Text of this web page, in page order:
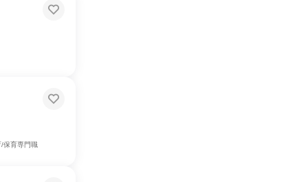
保育専門職